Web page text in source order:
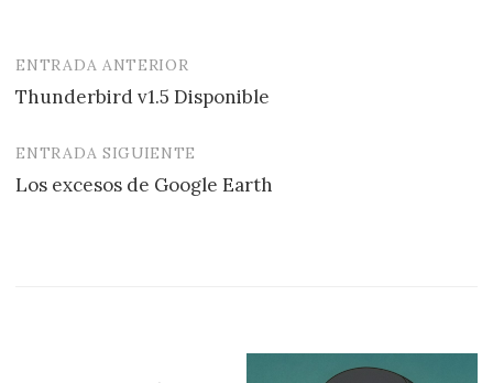
Navegación
de
entradas
ENTRADA ANTERIOR
Thunderbird v1.5 Disponible
ENTRADA SIGUIENTE
Los excesos de Google Earth